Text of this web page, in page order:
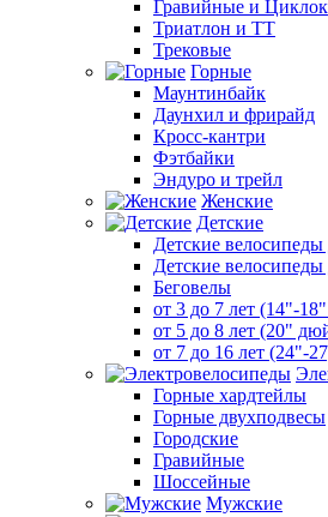
Гравийные и
Триатлон и ТТ
Трековые
Горные
Маунтинбайк
Даунхил и фрирайд
Кросс-кантри
Фэтбайки
Эндуро и трейл
Женские
Детские
Детские велосипеды
Детские велосипеды
Беговелы
от 3 до 7 лет (14"-
от 5 до 8 лет (20"
от 7 до 16 лет (24"-
Горные хардтейлы
Горные двухподвесы
Городские
Гравийные
Шоссейные
Мужские